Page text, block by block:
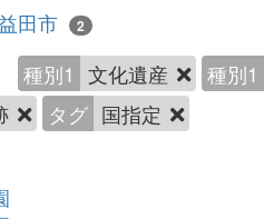
田市 2
種別1 文化遺産
種別1
タグ 国指定